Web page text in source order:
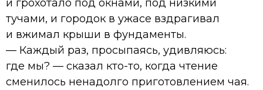
и грохотало под окнами, под низкими
тучами, и городок в ужасе вздрагивал
и вжимал крыши в фундаменты.
— Каждый раз, просыпаясь, удивляюсь:
где мы? — сказал кто-то, когда чтение
сменилось ненадолго приготовлением чая.